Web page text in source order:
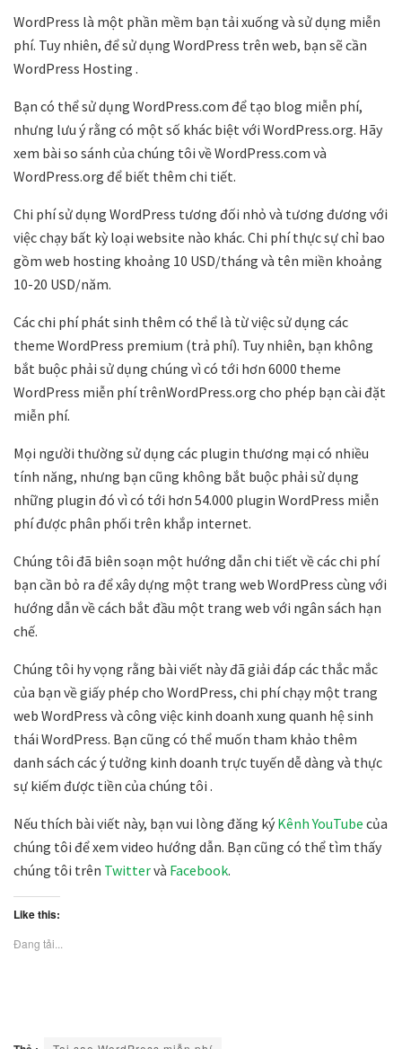
WordPress là một phần mềm bạn tải xuống và sử dụng miễn
phí. Tuy nhiên, để sử dụng WordPress trên web, bạn sẽ cần
WordPress Hosting .
Bạn có thể sử dụng WordPress.com để tạo blog miễn phí,
nhưng lưu ý rằng có một số khác biệt với WordPress.org. Hãy
xem bài so sánh của chúng tôi về WordPress.com và
WordPress.org để biết thêm chi tiết.
Chi phí sử dụng WordPress tương đối nhỏ và tương đương với
việc chạy bất kỳ loại website nào khác. Chi phí thực sự chỉ bao
gồm web hosting khoảng 10 USD/tháng và tên miền khoảng
10-20 USD/năm.
Các chi phí phát sinh thêm có thể là từ việc sử dụng các
theme WordPress premium (trả phí). Tuy nhiên, bạn không
bắt buộc phải sử dụng chúng vì có tới hơn 6000 theme
WordPress miễn phí trênWordPress.org cho phép bạn cài đặt
miễn phí.
Mọi người thường sử dụng các plugin thương mại có nhiều
tính năng, nhưng bạn cũng không bắt buộc phải sử dụng
những plugin đó vì có tới hơn 54.000 plugin WordPress miễn
phí được phân phối trên khắp internet.
Chúng tôi đã biên soạn một hướng dẫn chi tiết về các chi phí
bạn cần bỏ ra để xây dựng một trang web WordPress cùng với
hướng dẫn về cách bắt đầu một trang web với ngân sách hạn
chế.
Chúng tôi hy vọng rằng bài viết này đã giải đáp các thắc mắc
của bạn về giấy phép cho WordPress, chi phí chạy một trang
web WordPress và công việc kinh doanh xung quanh hệ sinh
thái WordPress. Bạn cũng có thể muốn tham khảo thêm
danh sách các ý tưởng kinh doanh trực tuyến dễ dàng và thực
sự kiếm được tiền của chúng tôi .
Nếu thích bài viết này, bạn vui lòng đăng ký Kênh YouTube của
chúng tôi để xem video hướng dẫn. Bạn cũng có thể tìm thấy
chúng tôi trên Twittervà Facebook.
Like this:
Đang tải...